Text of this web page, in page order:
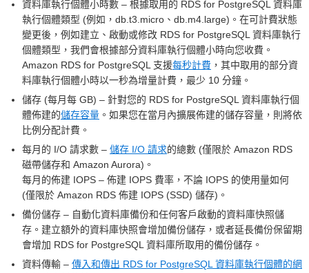
資料庫執行個體小時數 – 根據取用的 RDS for PostgreSQL 資料庫
執行個體類型 (例如，db.t3.micro、db.m4.large)。在可計費狀態
變更後，例如建立、啟動或修改 RDS for PostgreSQL 資料庫執行
個體類型，我們會根據部分資料庫執行個體小時向您收費。
Amazon RDS for PostgreSQL 支援每秒計費 ，其中取用的部分資
料庫執行個體小時以一秒為增量計費，最少 10 分鐘。
儲存 (每月每 GB) – 針對您的 RDS for PostgreSQL 資料庫執行個
體佈建的儲存容量 。如果您在當月內擴展佈建的儲存容量，則將依
比例分配計費。
每月的 I/O 請求數 – 儲存 I/O 請求的總數 (僅限於 Amazon RDS
磁帶儲存和 Amazon Aurora)。
每月的佈建 IOPS – 佈建 IOPS 費率，不論 IOPS 的使用量如何
(僅限於 Amazon RDS 佈建 IOPS (SSD) 儲存)。
備份儲存 – 自動化資料庫備份和任何客戶啟動的資料庫快照儲
存。建立額外的資料庫快照會增加備份儲存，或者延長備份保留期
會增加 RDS for PostgreSQL 資料庫所取用的備份儲存。
資料傳輸 – 傳入和傳出 RDS for PostgreSQL 資料庫執行個體的網